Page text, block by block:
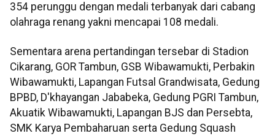
354 perunggu dengan medali terbanyak dari cabang
olahraga renang yakni mencapai 108 medali.
Sementara arena pertandingan tersebar di Stadion
Cikarang, GOR Tambun, GSB Wibawamukti, Perbakin
Wibawamukti, Lapangan Futsal Grandwisata, Gedung
BPBD, D'khayangan Jababeka, Gedung PGRI Tambun,
Akuatik Wibawamukti, Lapangan BJS dan Persebta,
SMK Karya Pembaharuan serta Gedung Squash